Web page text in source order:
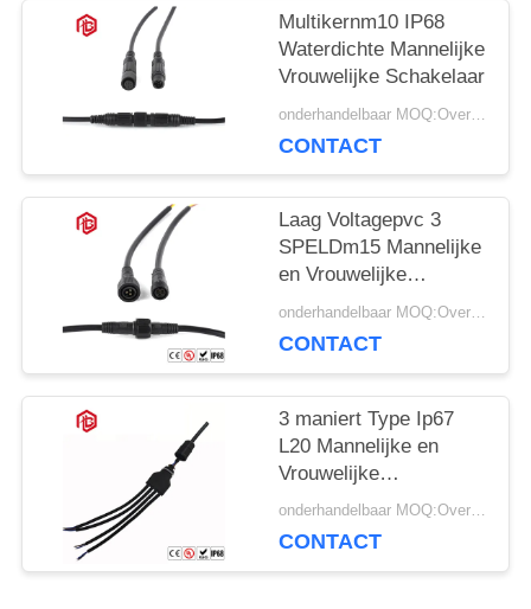
Multikernm10 IP68
Waterdichte Mannelijke
Vrouwelijke Schakelaar
onderhandelbaar MOQ:Overeen te komen
CONTACT
Laag Voltagepvc 3
SPELDm15 Mannelijke
en Vrouwelijke
Schakelaars
onderhandelbaar MOQ:Overeen te komen
CONTACT
3 maniert Type Ip67
L20 Mannelijke en
Vrouwelijke
Elektroschakelaars
onderhandelbaar MOQ:Overeen te komen
CONTACT